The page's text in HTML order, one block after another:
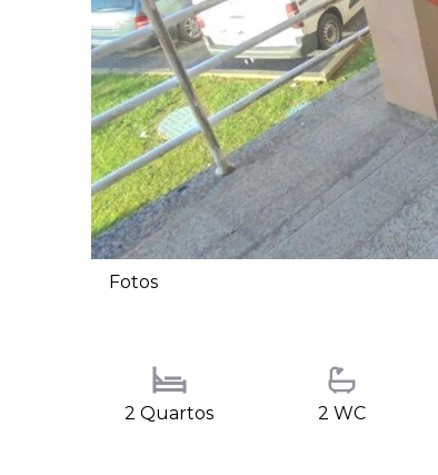
Fotos
2 Quartos 2 WC